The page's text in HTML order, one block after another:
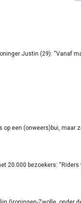
Justin (29): “Vanaf
een (onweers)bui, maar
20.000 bezoekers: